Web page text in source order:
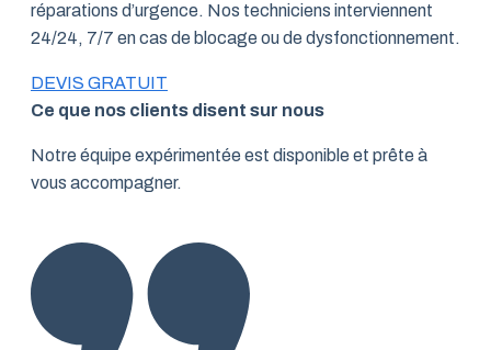
réparations d’urgence. Nos techniciens interviennent
24/24, 7/7 en cas de blocage ou de dysfonctionnement.
DEVIS GRATUIT
Ce que nos clients disent sur nous
Notre équipe expérimentée est disponible et prête à
vous accompagner.